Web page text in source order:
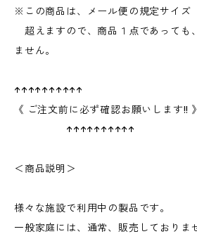
※この商品は、メール便の規定サイズ
超えますので、商品１点であっても
ません。
↑↑↑↑↑↑↑↑↑↑
《 ご注文前に必ず確認お願いします!! 》
↑↑↑↑↑↑↑↑↑↑
＜商品説明＞
様々な施設で利用中の製品です。
一般家庭には、通常、販売しておりま